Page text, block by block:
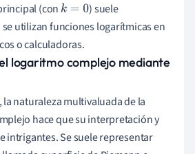
(con k=0
) suele
utilizan funciones logarítmicas en
o calculadoras.
logaritmo complejo mediante
naturaleza multivaluada de la
hace que su interpretación y
intrigantes. Se suele representar